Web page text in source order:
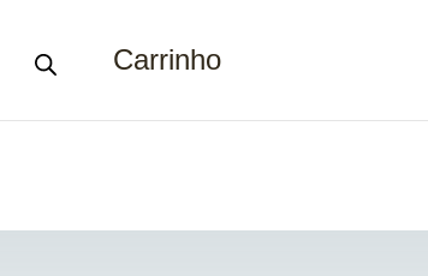
Carrinho